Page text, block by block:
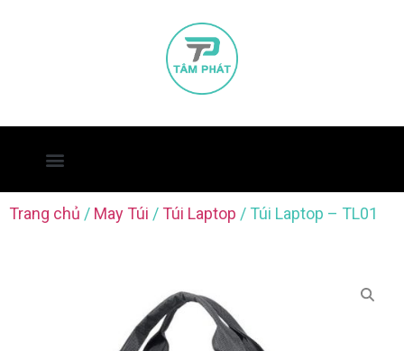
Trang chủ / May Túi / Túi Laptop / Túi Laptop – TL01